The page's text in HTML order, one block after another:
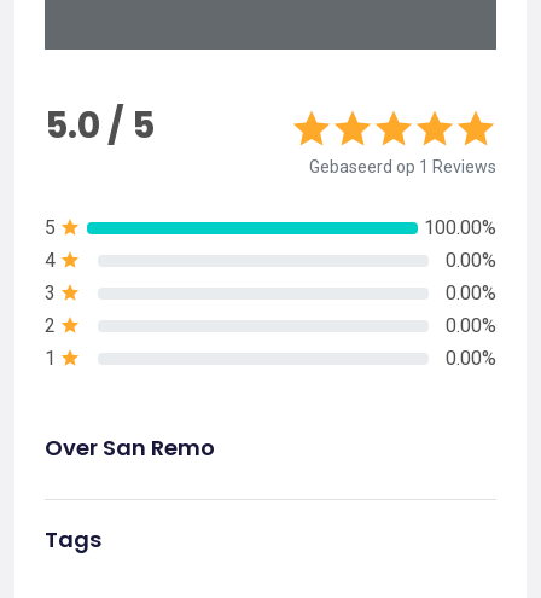
5.0 / 5
Gebaseerd op 1 Reviews
5
100.00%
4
0.00%
3
0.00%
2
0.00%
1
0.00%
Over San Remo
Tags